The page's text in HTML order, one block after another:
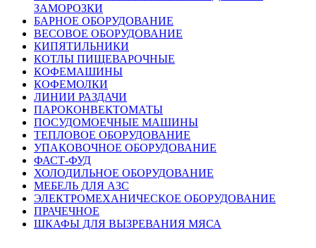
ЗАМОРОЗКИ
БАРНОЕ ОБОРУДОВАНИЕ
ВЕСОВОЕ ОБОРУДОВАНИЕ
КИПЯТИЛЬНИКИ
КОТЛЫ ПИЩЕВАРОЧНЫЕ
КОФЕМАШИНЫ
КОФЕМОЛКИ
ЛИНИИ РАЗДАЧИ
ПАРОКОНВЕКТОМАТЫ
ПОСУДОМОЕЧНЫЕ МАШИНЫ
ТЕПЛОВОЕ ОБОРУДОВАНИЕ
УПАКОВОЧНОЕ ОБОРУДОВАНИЕ
ФАСТ-ФУД
ХОЛОДИЛЬНОЕ ОБОРУДОВАНИЕ
МЕБЕЛЬ ДЛЯ АЗС
ЭЛЕКТРОМЕХАНИЧЕСКОЕ ОБОРУДОВАНИЕ
ПРАЧЕЧНОЕ
ШКАФЫ ДЛЯ ВЫЗРЕВАНИЯ МЯСА